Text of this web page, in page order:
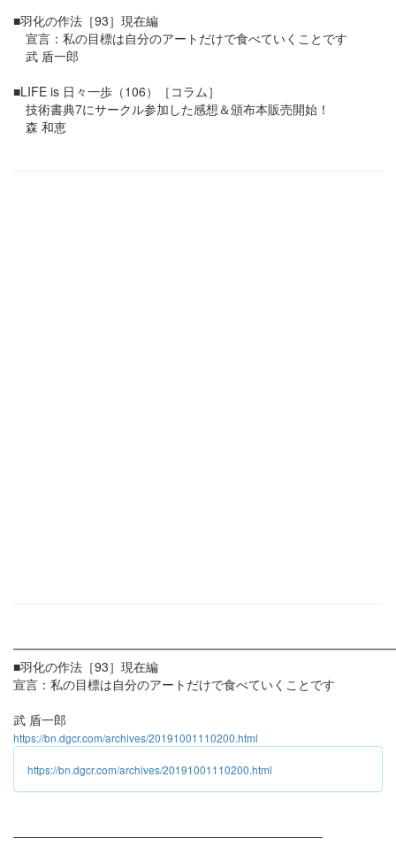
■羽化の作法［93］現在編
宣言：私の目標は自分のアートだけで食べていくことです
武 盾一郎
■LIFE is 日々一歩（106）［コラム］
技術書典7にサークル参加した感想＆頒布本販売開始！
森 和恵
■羽化の作法［93］現在編
宣言：私の目標は自分のアートだけで食べていくことです
武 盾一郎
https://bn.dgcr.com/archives/20191001110200.html
https://bn.dgcr.com/archives/20191001110200.html
───────────────────────────────────